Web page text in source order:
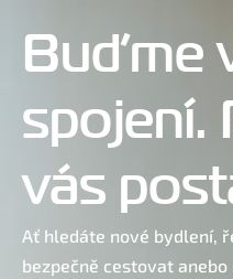
Buďme
spojení.
vás
Ať hledáte nové bydlení,
bezpečně cestovat